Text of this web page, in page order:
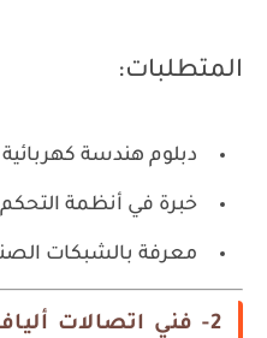
المتطلبات:
دبلوم هندسة كهربائية
خبرة في أنظمة
معرفة بالشبكات
2- فني اتصالات ألياف ضوئية